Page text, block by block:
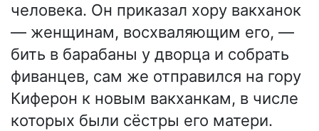
человека. Он приказал хору вакханок
— женщинам, восхваляющим его, —
бить в барабаны у дворца и собрать
фиванцев, сам же отправился на гору
Киферон к новым вакханкам, в числе
которых были сёстры его матери.